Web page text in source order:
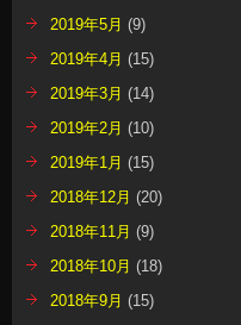
2019年5月 (9)
2019年4月 (15)
2019年3月 (14)
2019年2月 (10)
2019年1月 (15)
2018年12月 (20)
2018年11月 (9)
2018年10月 (18)
2018年9月 (15)